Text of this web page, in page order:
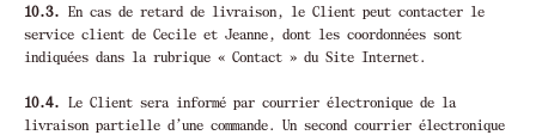
10.3.
En cas de retard de livraison, le Client peut contacter le
service client de Cecile et Jeanne, dont les coordonnées sont
indiquées dans la rubrique « Contact » du Site Internet.
10.4.
Le Client sera informé par courrier électronique de la
livraison partielle d’une commande. Un second courrier électronique